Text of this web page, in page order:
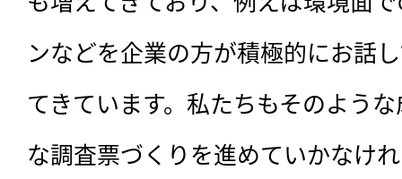
ンなどを企業の方が積極的にお話
てきています。私たちもそのよう
な調査票づくりを進めていかなけ